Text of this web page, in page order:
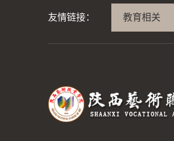
友情链接： 教育相关